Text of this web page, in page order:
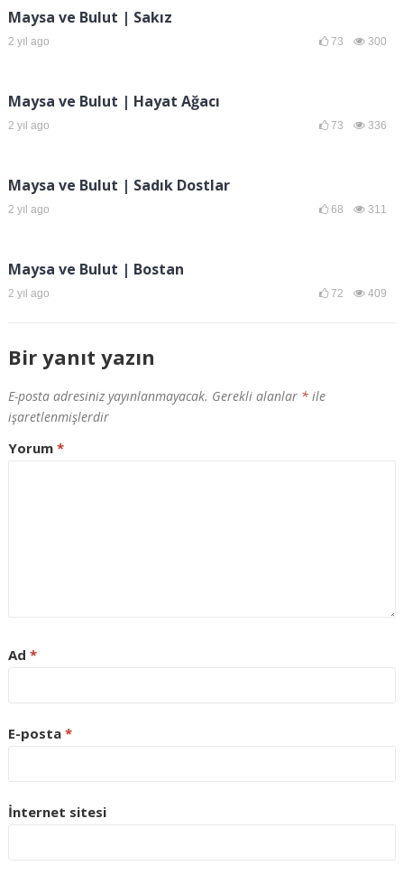
Maysa ve Bulut | Sakız
2 yıl ago 73 300
Maysa ve Bulut | Hayat Ağacı
2 yıl ago 73 336
Maysa ve Bulut | Sadık Dostlar
2 yıl ago 68 311
Maysa ve Bulut | Bostan
2 yıl ago 72 409
Bir yanıt yazın
E-posta adresiniz yayınlanmayacak. Gerekli alanlar *ile
işaretlenmişlerdir
Yorum *
Ad *
E-posta *
İnternet sitesi